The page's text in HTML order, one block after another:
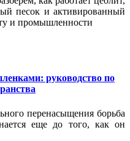
песок и активированный
и промышленности
руководство по
перенасыщения борьба
еще до того, как он